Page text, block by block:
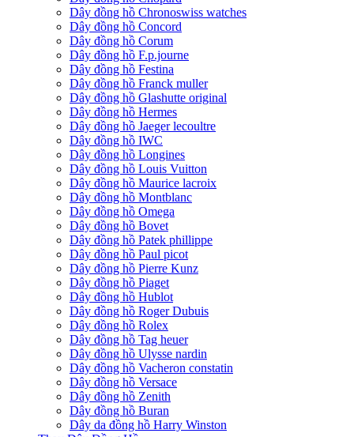
Dây đồng hồ Chronoswiss watches
Dây đồng hồ Concord
Dây đồng hồ Corum
Dây đồng hồ F.p.journe
Dây đồng hồ Festina
Dây đồng hồ Franck muller
Dây đồng hồ Glashutte original
Dây đồng hồ Hermes
Dây đồng hồ Jaeger lecoultre
Dây đồng hồ IWC
Dây đồng hồ Longines
Dây đồng hồ Louis Vuitton
Dây đồng hồ Maurice lacroix
Dây đồng hồ Montblanc
Dây đồng hồ Omega
Dây đồng hồ Bovet
Dây đồng hồ Patek phillippe
Dây đồng hồ Paul picot
Dây đồng hồ Pierre Kunz
Dây đồng hồ Piaget
Dây đồng hồ Hublot
Dây đồng hồ Roger Dubuis
Dây đồng hồ Rolex
Dây đồng hồ Tag heuer
Dây đồng hồ Ulysse nardin
Dây đồng hồ Vacheron constatin
Dây đồng hồ Versace
Dây đồng hồ Zenith
Dây đồng hồ Buran
Dây da đồng hồ Harry Winston